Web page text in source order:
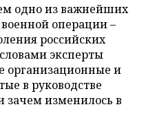
одно из важнейших
операции –
российских
эксперты
и
в руководстве
изменилось в